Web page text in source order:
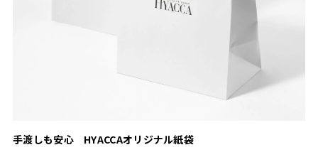
手渡しも安心 HYACCAオリジナル紙袋